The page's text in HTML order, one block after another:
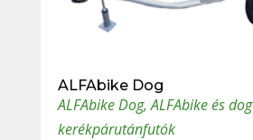
ALFAbike Dog
ALFAbike Dog,ALFAbike és dog
kerékpárutánfutók